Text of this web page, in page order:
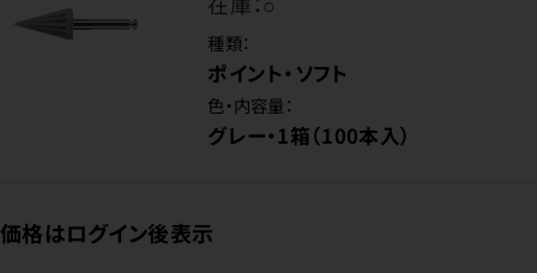
種類：
ポイント・ソフト
色・内容量：
グレー・1箱（100本入）
価格はログイン後表示